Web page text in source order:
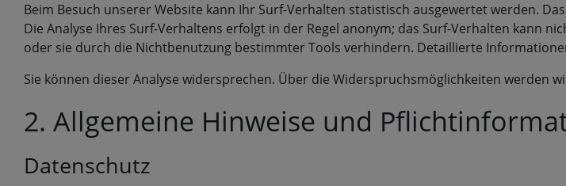
Beim Besuch unserer Website kann Ihr Surf-Verhalten statistisch ausgewertet werden.
Die Analyse Ihres Surf-Verhaltens erfolgt in der Regel anonym; das Surf-Verhalten kann
oder sie durch die Nichtbenutzung bestimmter Tools verhindern. Detaillierte
Sie können dieser Analyse widersprechen. Über die Widerspruchsmöglichkeiten werden
2. Allgemeine Hinweise und
Datenschutz